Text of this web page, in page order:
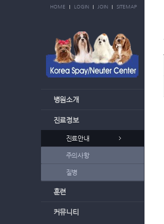
HOME LOGIN JOIN SITEMAP
병원소개
진료정보
진료안내
주의사항
질병
훈련
커뮤니티